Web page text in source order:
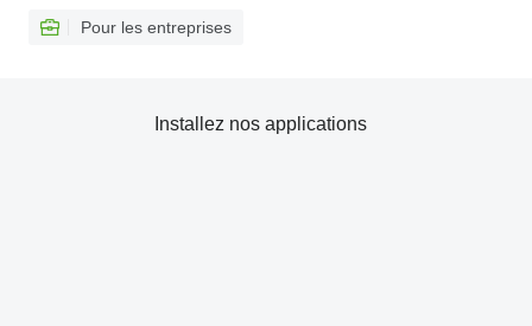
Pour les entreprises
Installez nos applications